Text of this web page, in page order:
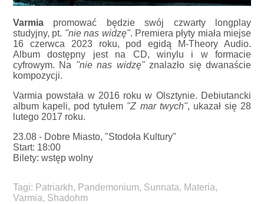
Varmia promować będzie swój czwarty longplay
studyjny, pt. "nie nas widzę". Premiera płyty miała miejse
16 czerwca 2023 roku, pod egidą M-Theory Audio.
Album dostępny jest na CD, winylu i w formacie
cyfrowym. Na "nie nas widzę"znalazło się dwanaście
kompozycji.
Varmia powstała w 2016 roku w Olsztynie. Debiutancki
album kapeli, pod tytułem "Z mar twych", ukazał się 28
lutego 2017 roku.
23.08 - Dobre Miasto, "Stodoła Kultury"
Start: 18:00
Bilety: wstęp wolny
Tagi: Patriarkh, Pandemonium, Sunnata, Materia,
Varmia, Shadohm